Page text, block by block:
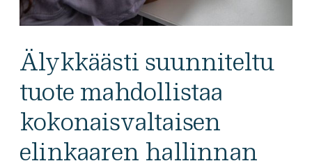
Älykkäästi suunniteltu
tuote mahdollistaa
kokonaisvaltaisen
elinkaaren hallinnan